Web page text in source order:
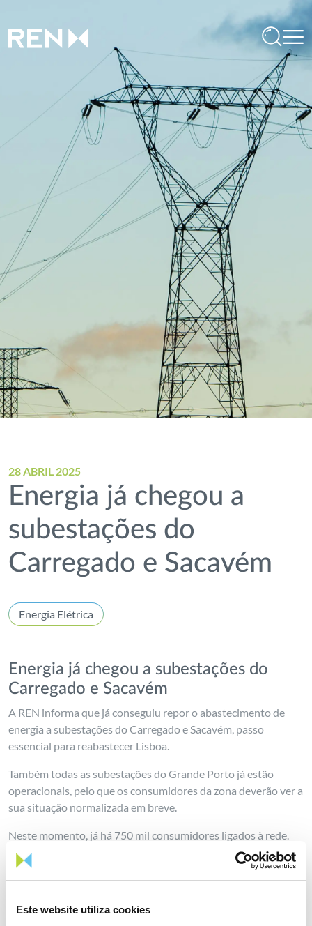
Este website utiliza cookies
28 ABRIL 2025
Energia já chegou a
subestações do
Carregado e Sacavém
Energia Elétrica
Energia já chegou a subestações do
Carregado e Sacavém
A REN informa que já conseguiu repor o abastecimento de
energia a subestações do Carregado e Sacavém, passo
essencial para reabastecer Lisboa.
Também todas as subestações do Grande Porto já estão
operacionais, pelo que os consumidores da zona deverão ver a
sua situação normalizada em breve.
Neste momento, já há 750 mil consumidores ligados à rede.